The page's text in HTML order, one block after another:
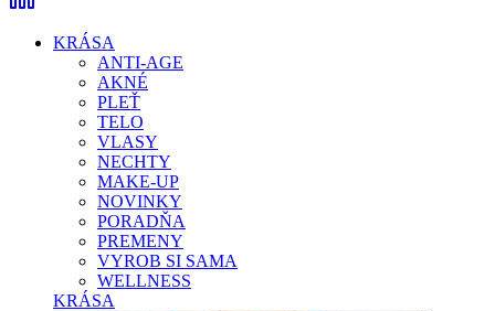
KRÁSA
ANTI-AGE
AKNÉ
PLEŤ
TELO
VLASY
NECHTY
MAKE-UP
NOVINKY
PORADŇA
PREMENY
VYROB SI SAMA
WELLNESS
KRÁSA